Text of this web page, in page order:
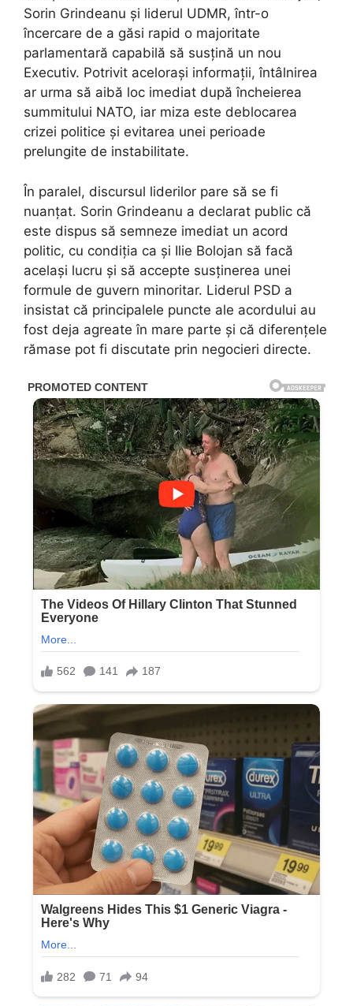
Sorin Grindeanu și liderul UDMR, într-o
încercare de a găsi rapid o majoritate
parlamentară capabilă să susțină un nou
Executiv. Potrivit acelorași informații, întâlnirea
ar urma să aibă loc imediat după încheierea
summitului NATO, iar miza este deblocarea
crizei politice și evitarea unei perioade
prelungite de instabilitate.
În paralel, discursul liderilor pare să se fi
nuanțat. Sorin Grindeanu a declarat public că
este dispus să semneze imediat un acord
politic, cu condiția ca și Ilie Bolojan să facă
același lucru și să accepte susținerea unei
formule de guvern minoritar. Liderul PSD a
insistat că principalele puncte ale acordului au
fost deja agreate în mare parte și că diferențele
rămase pot fi discutate prin negocieri directe.